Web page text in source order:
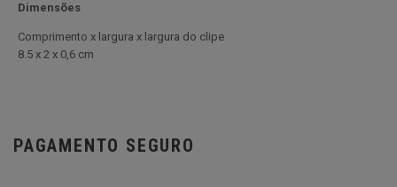
Dimensões
Comprimento x largura x largura do clipe
8.5 x 2 x 0,6 cm
PAGAMENTO SEGURO